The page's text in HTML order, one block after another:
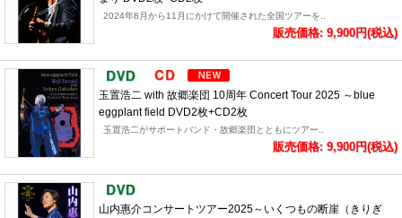
2024年8月から11月にかけて開催された全国ツアーを..
販売価格: 9,900円(税込)
玉置浩二 with 故郷楽団 10周年 Concert Tour 2025 ～blue
eggplant field DVD2枚+CD2枚
玉置浩二がサポートバンド・故郷楽団とともにツアー..
販売価格: 9,900円(税込)
山内惠介コンサートツアー2025～いくつもの断崖（きりぎ